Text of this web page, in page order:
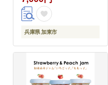
兵庫県 加東市